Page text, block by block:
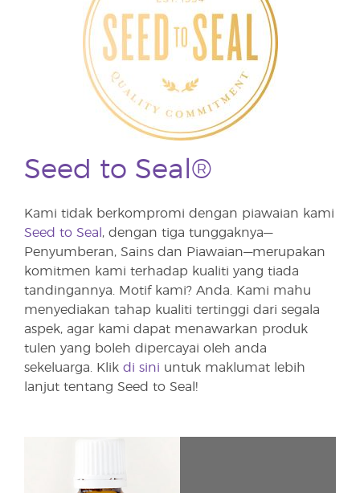
Seed to Seal®
Kami tidak berkompromi dengan piawaian kami
Seed to Seal , dengan tiga tunggaknya—
Penyumberan, Sains dan Piawaian—merupakan
komitmen kami terhadap kualiti yang tiada
tandingannya. Motif kami? Anda. Kami mahu
menyediakan tahap kualiti tertinggi dari segala
aspek, agar kami dapat menawarkan produk
tulen yang boleh dipercayai oleh anda
sekeluarga. Klik di sini untuk maklumat lebih
lanjut tentang Seed to Seal!